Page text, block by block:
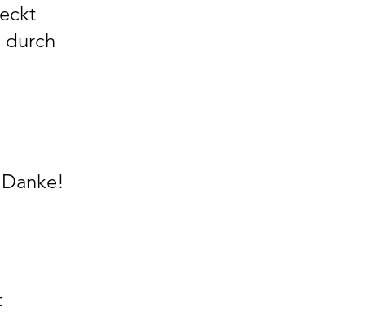
durch